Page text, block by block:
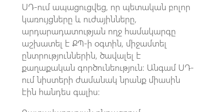
ՍԴ-ում ապացուցվեց, որ պետական բոլոր
կառույցները և ուժայինները,
արդարադատության ողջ համակարգը
աշխատել է ՔՊ-ի օգտին, միջամտել
ընտրություններին, ծավալել է
քաղաքական գործունեություն։ Անգամ ՍԴ-
ում նիստերի ժամանակ նրանք միասին
էին հանդես գալիս։